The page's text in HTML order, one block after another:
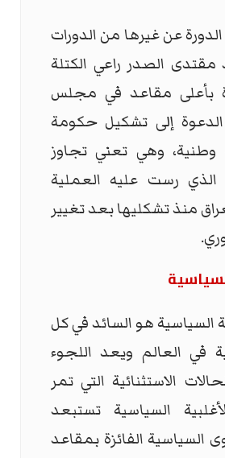
عن غيرها من الدورات
مقتدى الصدر راعي الكتلة
بأعلى مقاعد في مجلس
الدعوة إلى تشكيل حكومة
وطنية، وهي تعني تجاوز
الذي رست عليه العملية
منذ تشكليها بعد تغيير
السياسية هو السائد في كل
في العالم ويعد اللجوء
الاستثنائية التي تمر
السياسية تستبعد
السياسية الفائزة بمقاعد